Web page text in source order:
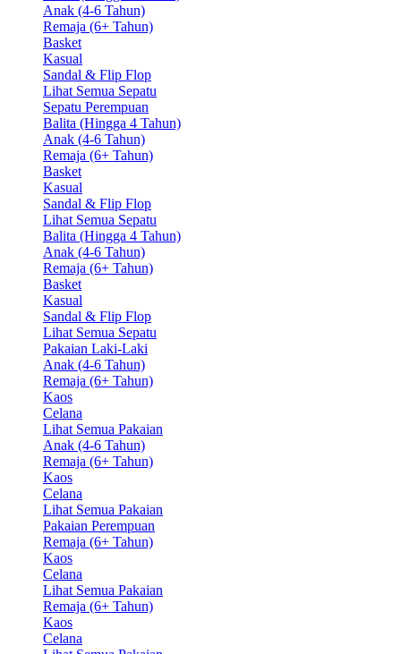
Anak (4-6 Tahun)
Remaja (6+ Tahun)
Basket
Kasual
Sandal & Flip Flop
Lihat Semua Sepatu
Sepatu Perempuan
Balita (Hingga 4 Tahun)
Anak (4-6 Tahun)
Remaja (6+ Tahun)
Basket
Kasual
Sandal & Flip Flop
Lihat Semua Sepatu
Balita (Hingga 4 Tahun)
Anak (4-6 Tahun)
Remaja (6+ Tahun)
Basket
Kasual
Sandal & Flip Flop
Lihat Semua Sepatu
Pakaian Laki-Laki
Anak (4-6 Tahun)
Remaja (6+ Tahun)
Kaos
Celana
Lihat Semua Pakaian
Anak (4-6 Tahun)
Remaja (6+ Tahun)
Kaos
Celana
Lihat Semua Pakaian
Pakaian Perempuan
Remaja (6+ Tahun)
Kaos
Celana
Lihat Semua Pakaian
Remaja (6+ Tahun)
Kaos
Celana